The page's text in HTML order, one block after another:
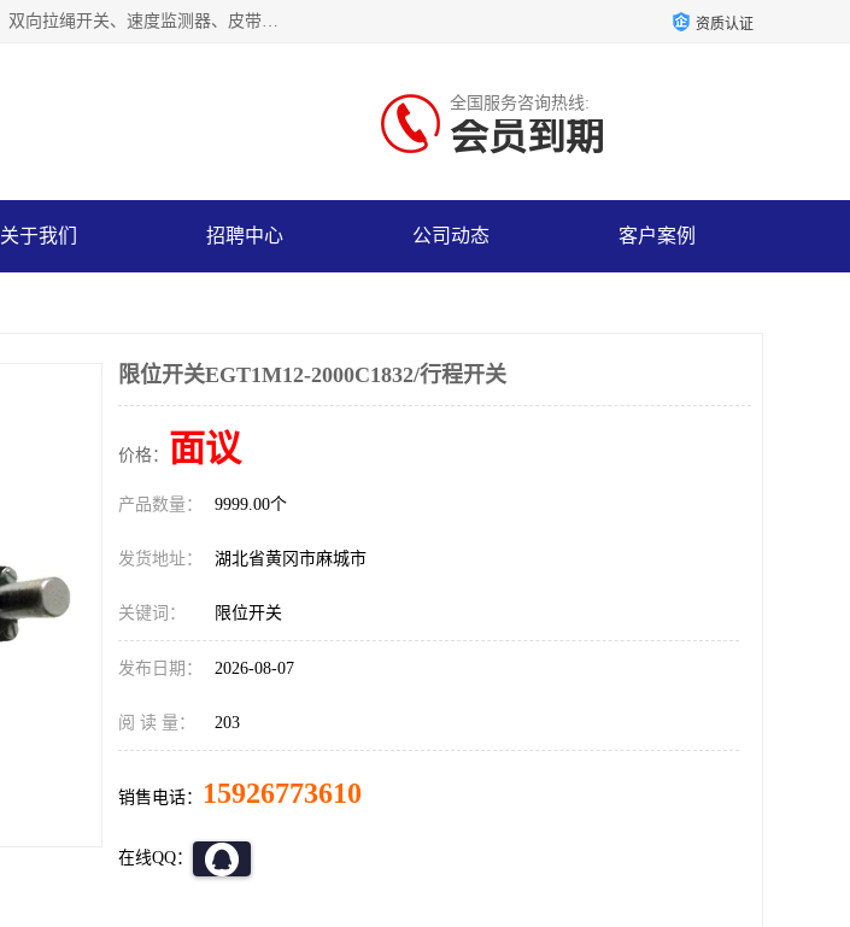
湖北杭荣电气有限公司是一家主要从事生产接近开关、光电开关，霍尔开关、两级跑偏开关、双向拉绳开关、速度监测器、皮带打滑开关、阻旋式料位开关、皮带纵向撕裂开关、溜槽堵塞开关、声光报警器、矿用磁性井筒开关等，主营行业：电气设备、仪器仪表制造, 高低压电器，成套电气设备，矿用防爆机电设备，皮带机综合保护系统，防爆电器，传感器，工矿配件，电器配件，自动化工业机器人的研发，制造，加工销售。 资质认证
全国服务咨询热线:
会员到期
关于我们 招聘中心 公司动态 客户案例
限位开关EGT1M12-2000C1832/行程开关
价格： 面议
产品数量： 9999.00个
发货地址： 湖北省黄冈市麻城市
关键词： 限位开关
发布日期： 2026-08-07
阅 读 量： 203
销售电话： 15926773610
在线QQ：